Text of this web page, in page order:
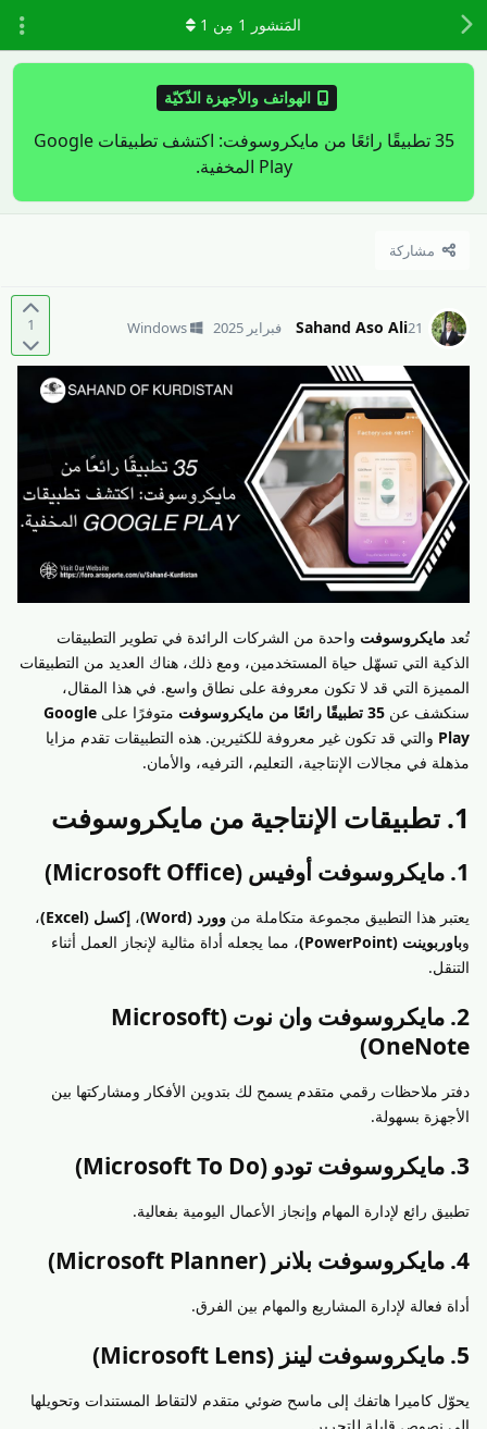
الهواتف والأجهزة الذّكيّة
35 تطبيقًا رائعًا من مايكروسوفت: اكتشف تطبيقات Google
Play المخفية.
مشاركة
المَنشور 1 مِن 1
1 Sahand Aso Ali21 فبراير 2025 Windows
تُعد مايكروسوفت واحدة من الشركات الرائدة في تطوير التطبيقات
الذكية التي تسهّل حياة المستخدمين، ومع ذلك، هناك العديد من التطبيقات
المميزة التي قد لا تكون معروفة على نطاق واسع. في هذا المقال،
سنكشف عن 35 تطبيقًا رائعًا من مايكروسوفت متوفرًا على Google
Play والتي قد تكون غير معروفة للكثيرين. هذه التطبيقات تقدم مزايا
مذهلة في مجالات الإنتاجية، التعليم، الترفيه، والأمان.
1. تطبيقات الإنتاجية من مايكروسوفت
1. مايكروسوفت أوفيس (Microsoft Office)
يعتبر هذا التطبيق مجموعة متكاملة من وورد (Word) ، إكسل (Excel)
،
وباوربوينت (PowerPoint)
، مما يجعله أداة مثالية لإنجاز العمل أثناء
التنقل.
2. مايكروسوفت وان نوت (Microsoft
OneNote)
دفتر ملاحظات رقمي متقدم يسمح لك بتدوين الأفكار ومشاركتها بين
الأجهزة بسهولة.
3. مايكروسوفت تودو (Microsoft To Do)
تطبيق رائع لإدارة المهام وإنجاز الأعمال اليومية بفعالية.
4. مايكروسوفت بلانر (Microsoft Planner)
أداة فعالة لإدارة المشاريع والمهام بين الفرق.
5. مايكروسوفت لينز (Microsoft Lens)
يحوّل كاميرا هاتفك إلى ماسح ضوئي متقدم لالتقاط المستندات وتحويلها